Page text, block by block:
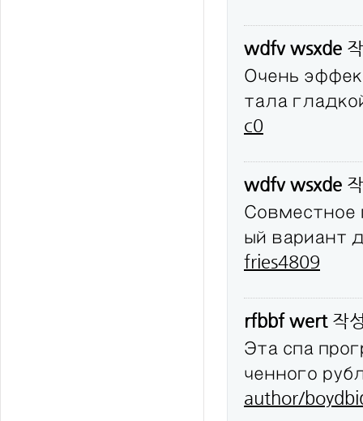
wdfv wsxde
Очень
тала
c0
wdfv wsxde
Совместное
ый вариант
fries4809
rfbbf wert 작
Эта спа
ченного
author/